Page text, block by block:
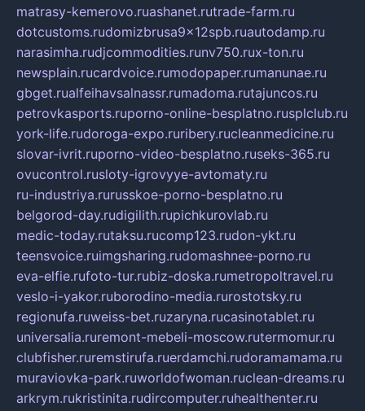
matrasy-kemerovo.ruashanet.rutrade-farm.ru
dotcustoms.rudomizbrusa9x12spb.ruautodamp.ru
narasimha.rudjcommodities.runv750.rux-ton.ru
newsplain.rucardvoice.rumodopaper.rumanunae.ru
gbget.rualfeihavsalnassr.rumadoma.rutajuncos.ru
petrovkasports.ruporno-online-besplatno.rusplclub.ru
york-life.rudoroga-expo.ruribery.rucleanmedicine.ru
slovar-ivrit.ruporno-video-besplatno.ruseks-365.ru
ovucontrol.rusloty-igrovyye-avtomaty.ru
ru-industriya.rurusskoe-porno-besplatno.ru
belgorod-day.rudigilith.rupichkurovlab.ru
medic-today.rutaksu.rucomp123.rudon-ykt.ru
teensvoice.ruimgsharing.rudomashnee-porno.ru
eva-elfie.rufoto-tur.rubiz-doska.rumetropoltravel.ru
veslo-i-yakor.ruborodino-media.rurostotsky.ru
regionufa.ruweiss-bet.ruzaryna.rucasinotablet.ru
universalia.ruremont-mebeli-moscow.rutermomur.ru
clubfisher.ruremstirufa.ruerdamchi.rudoramamama.ru
muraviovka-park.ruworldofwoman.ruclean-dreams.ru
arkrym.rukristinita.rudircomputer.ruhealthenter.ru